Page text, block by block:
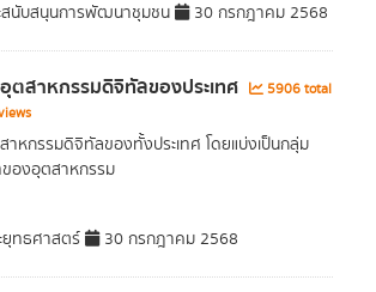
สนับสนุนการพัฒนาชุมชน 30 กรกฎาคม 2568
สาหกรรมดิจิทัลของประเทศ
5906 total
หกรรมดิจิทัลของทั้งประเทศ โดยแบ่งเป็นกลุ่ม
องอุตสาหกรรม
ยุทธศาสตร์ 30 กรกฎาคม 2568